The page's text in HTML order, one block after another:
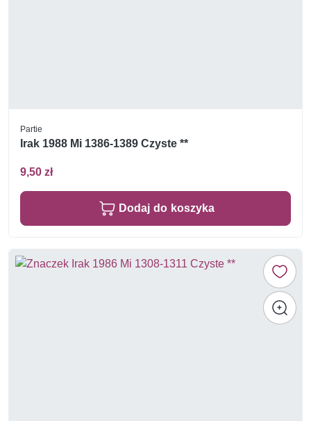
Partie
Irak 1988 Mi 1386-1389 Czyste **
9,50 zł
Dodaj do koszyka